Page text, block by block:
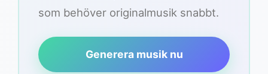
som behöver originalmusik snabbt.
Generera musik nu